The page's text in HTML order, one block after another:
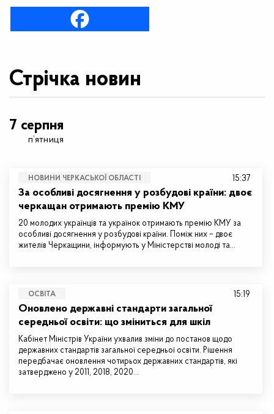
Стрічка новин
7 серпня
п’ятниця
НОВИНИ ЧЕРКАСЬКОЇ ОБЛАСТІ
За особливі досягнення у розбудові країни: двоє
черкащан отримають премію КМУ
20 молодих українців та українок отримають премію КМУ за
особливі досягнення у розбудові країни. Поміж них – двоє
жителів Черкащини, інформують у Міністерстві молоді та…
15:37
ОСВІТА
Оновлено державні стандарти загальної
середньої освіти: що зміниться для шкіл
Кабінет Міністрів України ухвалив зміни до постанов щодо
державних стандартів загальної середньої освіти. Рішення
передбачає оновлення чотирьох державних стандартів, які
затверджено у 2011, 2018, 2020…
15:19